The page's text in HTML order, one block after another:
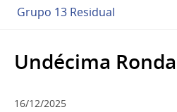
Grupo 13 Residual
Undécima Ronda
16/12/2025